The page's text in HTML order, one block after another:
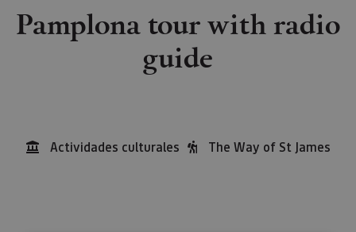
Pamplona tour with radio
guide
Actividades culturales The Way of St James